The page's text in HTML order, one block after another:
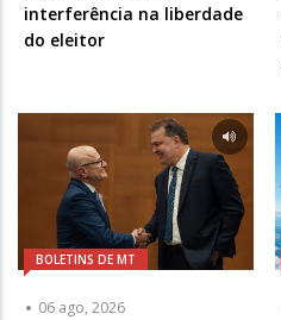
interferência na liberdade
do eleitor
BOLETINS DE MT
06 ago, 2026